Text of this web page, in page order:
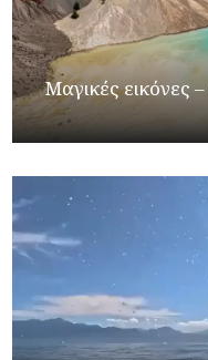
Μαγικές εικόνες